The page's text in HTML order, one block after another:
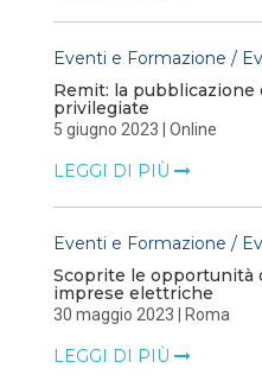
Eventi e Formazione /
Remit: la
privilegiate
5 giugno 2023 | Online
LEGGI DI PIÙ
Eventi e Formazione /
Scoprite le opportunità
imprese elettriche
30 maggio 2023 | Roma
LEGGI DI PIÙ